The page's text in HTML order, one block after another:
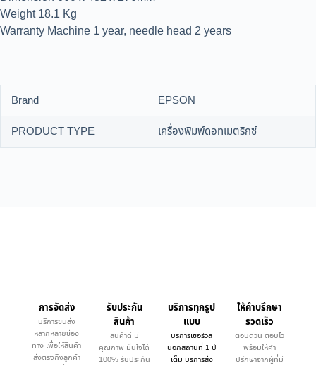
Weight 18.1 Kg
Warranty Machine 1 year, needle head 2 years
Brand
EPSON
PRODUCT TYPE
เครื่องพิมพ์ดอทเมตริกซ์
การจัดส่ง
บริการขนส่ง
หลากหลายช่อง
ทาง เพื่อให้สินค้า
ส่งตรงถึงลูกค้า
รับประกัน
สินค้า
สินค้าดี มี
คุณภาพ มั่นใจได้
100% รับประกัน
บริการทุกรูป
แบบ
บริการเซอร์วิส
นอกสถานที่ 1 ปี
เต็ม บริการส่ง
ให้คำบรึกษา
รวดเร็ว
ตอบด่วน ตอบไว
พร้อมให้คำ
ปรึกษาจากผู้ที่มี